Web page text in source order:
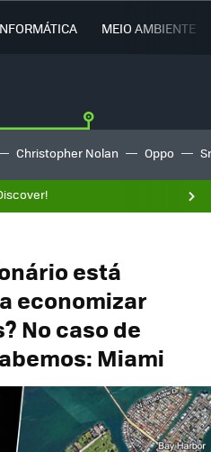
MEIO AMBIENTE
Christopher Nolan Oppo
está
economizar
No caso de
Miami